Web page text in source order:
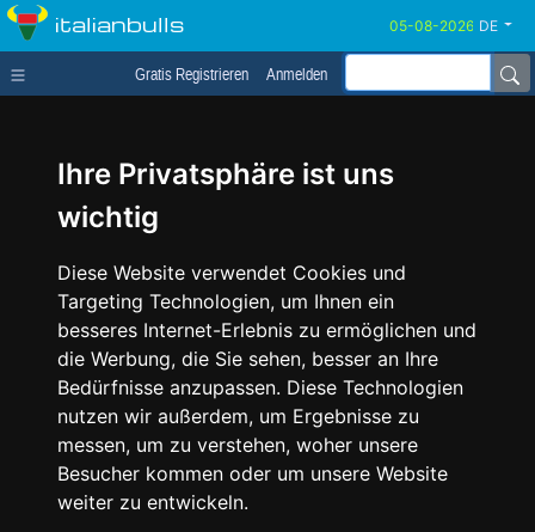
Ihre Privatsphäre ist uns
wichtig
Diese Website verwendet Cookies und
Targeting Technologien, um Ihnen ein
besseres Internet-Erlebnis zu ermöglichen und
die Werbung, die Sie sehen, besser an Ihre
Bedürfnisse anzupassen. Diese Technologien
nutzen wir außerdem, um Ergebnisse zu
messen, um zu verstehen, woher unsere
Besucher kommen oder um unsere Website
weiter zu entwickeln.
italianbulls DE
Gratis Registrieren Anmelden